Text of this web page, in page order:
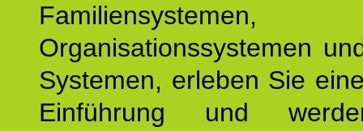
Familiensystemen,
Organisationssystemen
Systemen, erleben Sie
Einführung und